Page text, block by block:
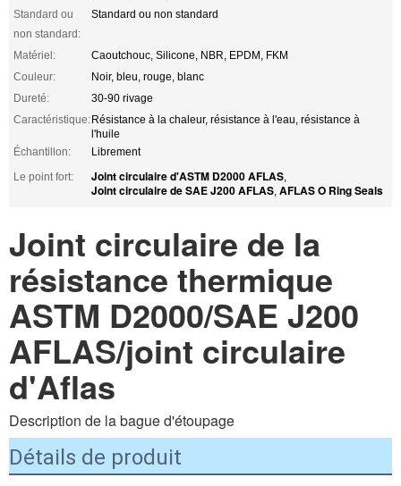
Standard ou
non standard:
Standard ou non standard
Matériel:
Caoutchouc, Silicone, NBR, EPDM, FKM
Couleur:
Noir, bleu, rouge, blanc
Dureté:
30-90 rivage
Caractéristique:Résistance à la chaleur, résistance à l'eau, résistance à
l'huile
Échantillon:
Librement
Le point fort:
Joint circulaire d'ASTM D2000 AFLAS,
Joint circulaire de SAE J200 AFLAS, AFLAS O Ring Seals
Joint circulaire de la
résistance thermique
ASTM D2000/SAE J200
AFLAS/joint circulaire
d'Aflas
Description de la bague d'étoupage
Détails de produit